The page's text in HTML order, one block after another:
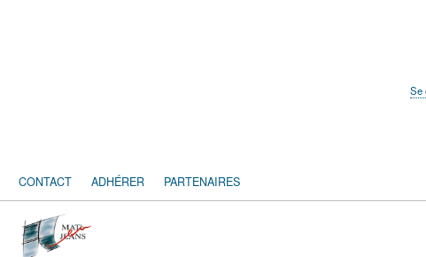
Se
CONTACT ADHÉRER PARTENAIRES